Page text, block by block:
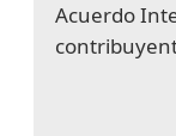
Acuerdo